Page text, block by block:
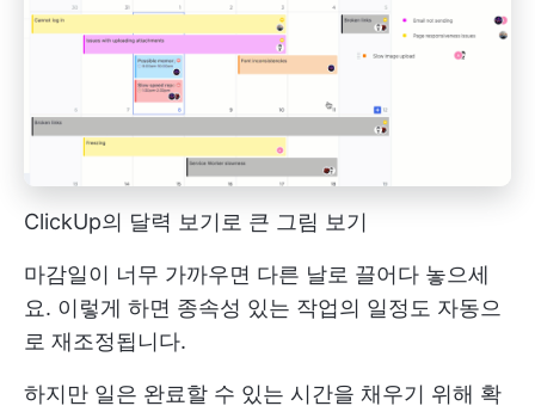
ClickUp의 달력 보기로 큰 그림 보기
마감일이 너무 가까우면 다른 날로 끌어다 놓으세
요. 이렇게 하면 종속성 있는 작업의 일정도 자동으
로 재조정됩니다.
하지만 일은 완료할 수 있는 시간을 채우기 위해 확